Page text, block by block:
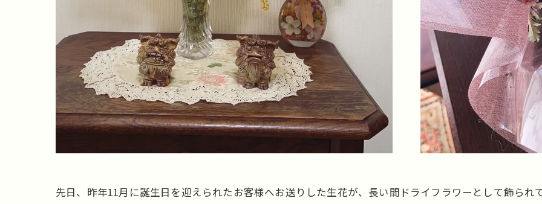
先日、昨年11月に誕生日を迎えられたお客様へお送りした生花が、長い間ドライフラワーとして飾られ